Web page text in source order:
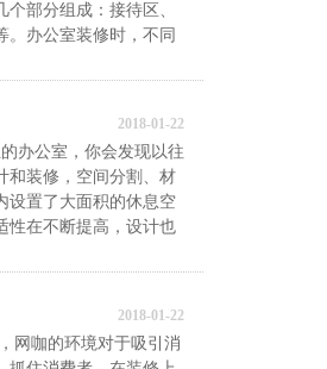
部分组成：接待区、
。办公室装修时，不同
2018-01-22
办公室，你会发现以往
和装修，空间分割、材
设置了大面积的休息空
性在不断提高，设计也
2018-01-22
网咖的环境对于吸引消